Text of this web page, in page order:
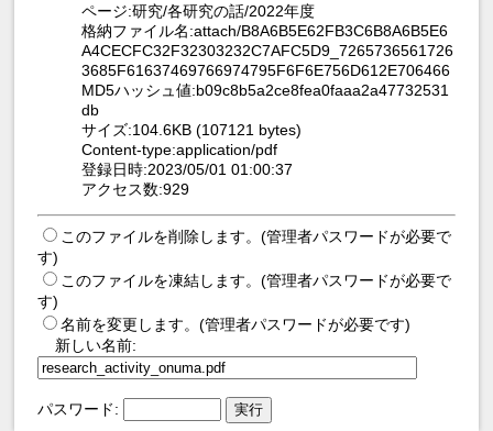
ページ:研究/各研究の話/2022年度
格納ファイル名:attach/B8A6B5E62FB3C6B8A6B5E6
A4CECFC32F32303232C7AFC5D9_7265736561726
3685F61637469766974795F6F6E756D612E706466
MD5ハッシュ値:b09c8b5a2ce8fea0faaa2a47732531
db
サイズ:104.6KB (107121 bytes)
Content-type:application/pdf
登録日時:2023/05/01 01:00:37
アクセス数:929
このファイルを削除します。(管理者パスワードが必要で
す)
このファイルを凍結します。(管理者パスワードが必要で
す)
名前を変更します。(管理者パスワードが必要です)
新しい名前:
パスワード: